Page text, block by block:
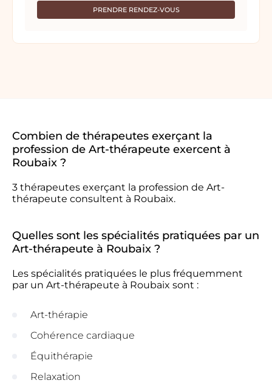
PRENDRE RENDEZ-VOUS
Combien de thérapeutes exerçant la
profession de Art-thérapeute exercent à
Roubaix ?
3 thérapeutes exerçant la profession de Art-
thérapeute consultent à Roubaix.
Quelles sont les spécialités pratiquées par un
Art-thérapeute à Roubaix ?
Les spécialités pratiquées le plus fréquemment
par un Art-thérapeute à Roubaix sont :
Art-thérapie
Cohérence cardiaque
Équithérapie
Relaxation